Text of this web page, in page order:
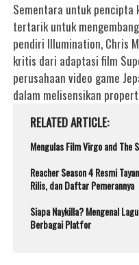
Sementara untuk pencipta
tertarik untuk
pendiri Illumination, Chris
kritis dari adaptasi film
perusahaan video game
dalam melisensikan
RELATED ARTICLE
Mengulas Film Virgo and The
Reacher Season 4 Resmi
Rilis, dan Daftar Pemerannya
Siapa Naykilla? Mengenal
Berbagai Platfor